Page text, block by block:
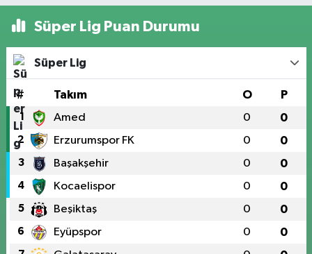
Süper Lig Puan Durumu
Süper Lig
# Takım O P
1 Amed 0 0
2 Erzurumspor FK 0 0
3 Başakşehir 0 0
4 Kocaelispor 0 0
5 Beşiktaş 0 0
6 Eyüpspor 0 0